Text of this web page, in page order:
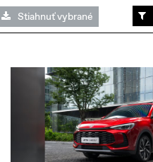
Stiahnuť vybrané